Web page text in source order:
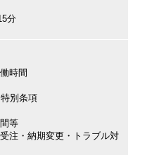
分
時間
別条項
等
注・納期変更・トラブル対